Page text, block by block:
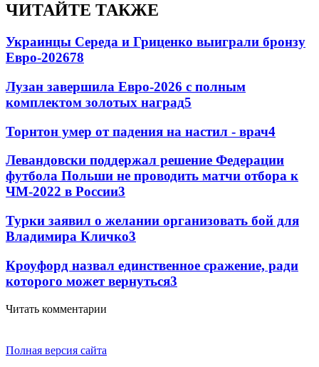
ЧИТАЙТЕ ТАКЖЕ
Украинцы Середа и Гриценко выиграли бронзу
Евро-202678
Лузан завершила Евро-2026 с полным
комплектом золотых наград5
Торнтон умер от падения на настил - врач4
Левандовски поддержал решение Федерации
футбола Польши не проводить матчи отбора к
ЧМ-2022 в России3
Турки заявил о желании организовать бой для
Владимира Кличко3
Кроуфорд назвал единственное сражение, ради
которого может вернуться3
Читать комментарии
Полная версия сайта